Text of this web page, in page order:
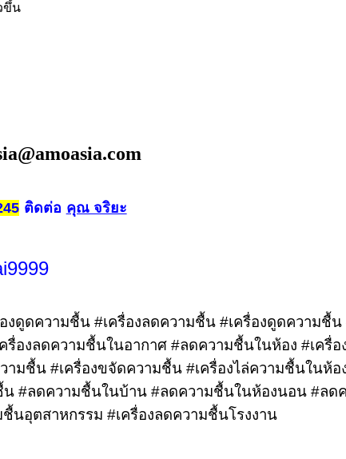
ขึ้น
ติดต่อ คุณ จริยะ
งดูดความชื้น #เครื่องลดความชื้น #เครื่องดูดความชื้
รื่องลดความชื้นในอากาศ #ลดความชื้นในห้อง #เครื่
มชื้น #เครื่องขจัดความชื้น #เครื่องไล่ความชื้นในห้
#ลดความชื้นในบ้าน #ลดความชื้นในห้องนอน #ล
นอุตสาหกรรม #เครื่องลดความชื้นโรงงาน